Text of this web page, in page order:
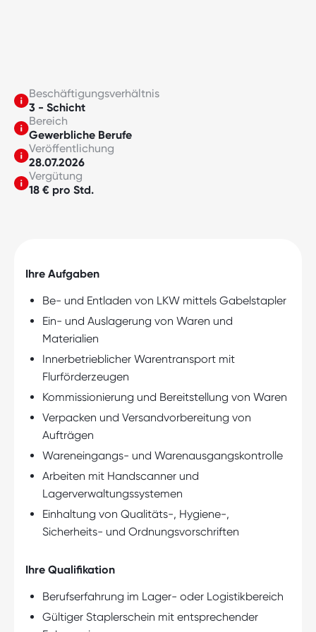
Beschäftigungsverhältnis
3 - Schicht
Bereich
Gewerbliche Berufe
Veröffentlichung
28.07.2026
Vergütung
18 € pro Std.
Ihre Aufgaben
Be- und Entladen von LKW mittels Gabelstapler
Ein- und Auslagerung von Waren und
Materialien
Innerbetrieblicher Warentransport mit
Flurförderzeugen
Kommissionierung und Bereitstellung von Waren
Verpacken und Versandvorbereitung von
Aufträgen
Wareneingangs- und Warenausgangskontrolle
Arbeiten mit Handscanner und
Lagerverwaltungssystemen
Einhaltung von Qualitäts-, Hygiene-,
Sicherheits- und Ordnungsvorschriften
Ihre Qualifikation
Berufserfahrung im Lager- oder Logistikbereich
Gültiger Staplerschein mit entsprechender